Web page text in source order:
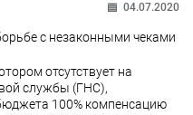
04.07.2020
с незаконными чеками
отсутствует на
службы (ГНС),
100% компенсацию